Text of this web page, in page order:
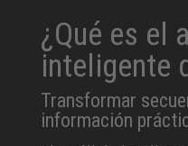
¿Qué es el
inteligente
Transformar
información